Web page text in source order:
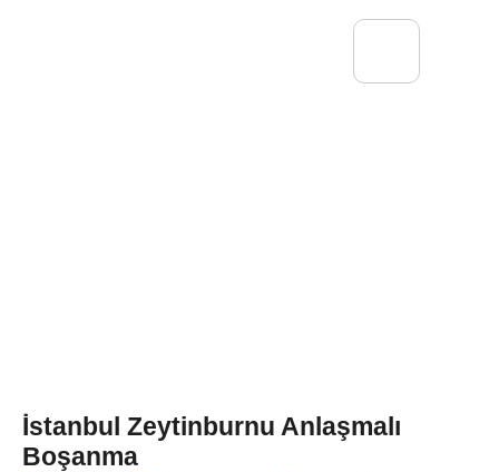
İstanbul Zeytinburnu Anlaşmalı
Boşanma